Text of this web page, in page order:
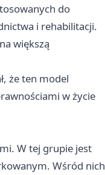
do
i rehabilitacji.
większą
że ten model
w życie
W tej grupie jest
Wśród nich